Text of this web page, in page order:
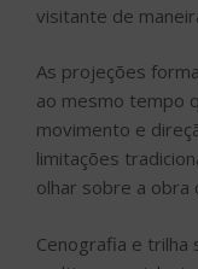
visitante de
As projeções
ao mesmo tempo
movimento e
limitações
olhar sobre a obra
Cenografia e trilha